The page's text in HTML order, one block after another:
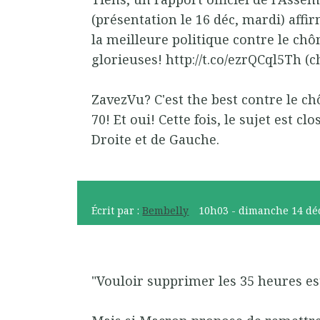
(présentation le 16 déc, mardi)
la meilleure politique contre le
glorieuses! http://t.co/ezrQCql5Th
ZavezVu? C'est the best contre le
70! Et oui! Cette fois, le sujet est
Droite et de Gauche.
Écrit par :Bembelly 10h03 -dimanche 14
"Vouloir supprimer les 35 heures